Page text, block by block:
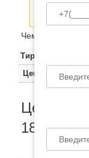
Чем больше
Тираж
Цена
2140 руб.
Цена от
1880 руб.